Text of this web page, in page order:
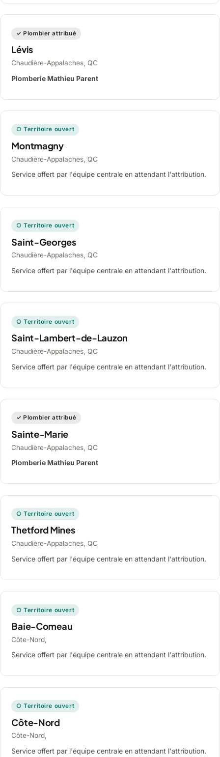
✓ Plombier attribué
Lévis
Chaudière-Appalaches, QC
Plomberie Mathieu Parent
○ Territoire ouvert
Montmagny
Chaudière-Appalaches, QC
Service offert par l'équipe centrale en attendant l'attribution.
○ Territoire ouvert
Saint-Georges
Chaudière-Appalaches, QC
Service offert par l'équipe centrale en attendant l'attribution.
○ Territoire ouvert
Saint-Lambert-de-Lauzon
Chaudière-Appalaches, QC
Service offert par l'équipe centrale en attendant l'attribution.
✓ Plombier attribué
Sainte-Marie
Chaudière-Appalaches, QC
Plomberie Mathieu Parent
○ Territoire ouvert
Thetford Mines
Chaudière-Appalaches, QC
Service offert par l'équipe centrale en attendant l'attribution.
○ Territoire ouvert
Baie-Comeau
Côte-Nord,
Service offert par l'équipe centrale en attendant l'attribution.
○ Territoire ouvert
Côte-Nord
Côte-Nord,
Service offert par l'équipe centrale en attendant l'attribution.